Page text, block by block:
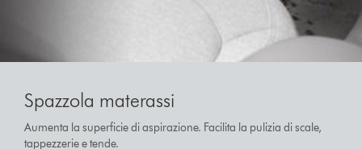
Spazzola materassi
Aumenta la superficie di aspirazione. Facilita la pulizia di scale,
tappezzerie e tende.